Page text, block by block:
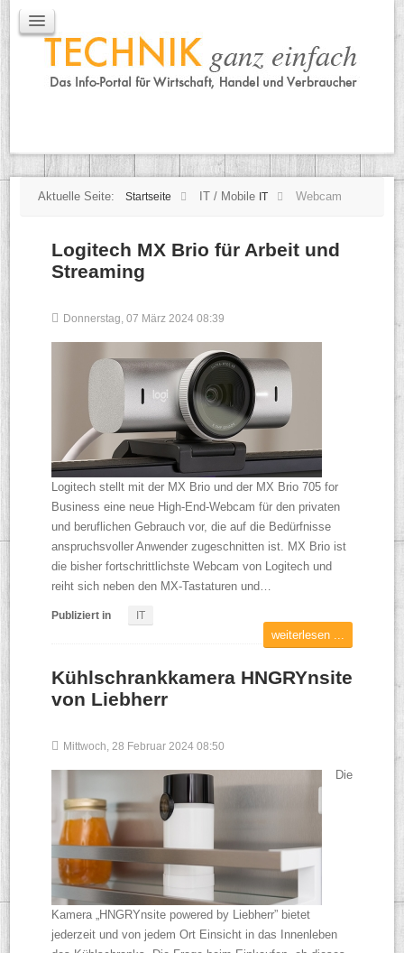
Mobile
IT
TK
Aktuelle Seite: Startseite IT / Mobile IT Webcam
Logitech MX Brio für Arbeit und
Streaming
Donnerstag, 07 März 2024 08:39
Logitech stellt mit der MX Brio und der MX Brio 705 for
Business eine neue High-End-Webcam für den privaten
und beruflichen Gebrauch vor, die auf die Bedürfnisse
anspruchsvoller Anwender zugeschnitten ist. MX Brio ist
die bisher fortschrittlichste Webcam von Logitech und
reiht sich neben den MX-Tastaturen und…
Publiziert in IT
weiterlesen ...
Kühlschrankkamera HNGRYnsite
von Liebherr
Mittwoch, 28 Februar 2024 08:50
Die
Kamera „HNGRYnsite powered by Liebherr” bietet
jederzeit und von jedem Ort Einsicht in das Innenleben